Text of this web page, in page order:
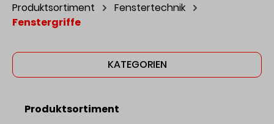
Produktsortiment
Fenstertechnik
Fenstergriffe
KATEGORIEN
Produktsortiment